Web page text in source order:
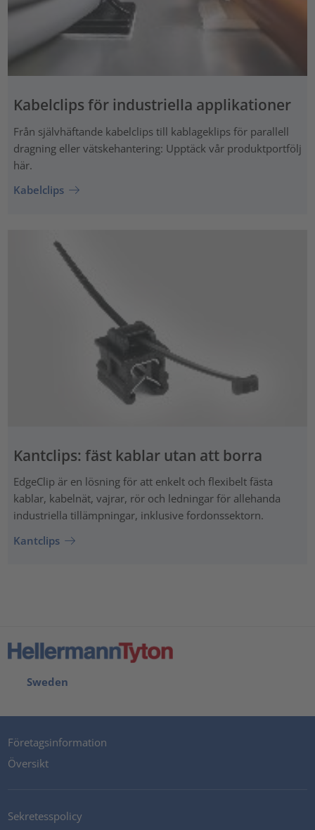
Kabelclips för industriella applikationer
Från självhäftande kabelclips till kablageklips för parallell
dragning eller vätskehantering: Upptäck vår produktportfölj
här.
Kabelclips
Kantclips: fäst kablar utan att borra
EdgeClip är en lösning för att enkelt och flexibelt fästa
kablar, kabelnät, vajrar, rör och ledningar för allehanda
industriella tillämpningar, inklusive fordonssektorn.
Kantclips
Sweden
Företagsinformation
Översikt
Sekretesspolicy